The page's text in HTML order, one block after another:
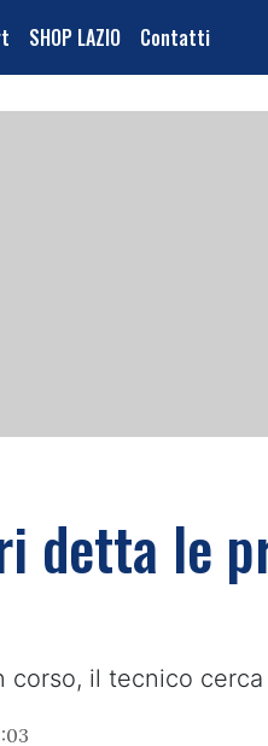
SHOP LAZIO Contatti
detta le
il tecnico